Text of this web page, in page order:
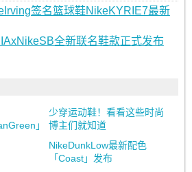
签名篮球鞋NikeKYRIE7最新
全新联名鞋款正式发布
」
少穿运动鞋！看看这些时尚
博主们就知道
NikeDunkLow最新配色
「Coast」发布